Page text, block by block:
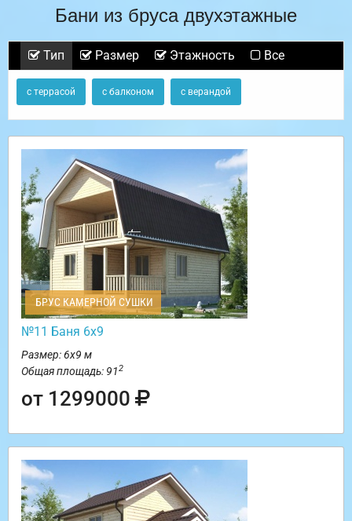
Бани из бруса двухэтажные
Тип Размер Этажность Все
с террасой с балконом с верандой
БРУС КАМЕРНОЙ СУШКИ
№11 Баня 6х9
Размер: 6х9 м
Общая площадь: 912
от 1299000